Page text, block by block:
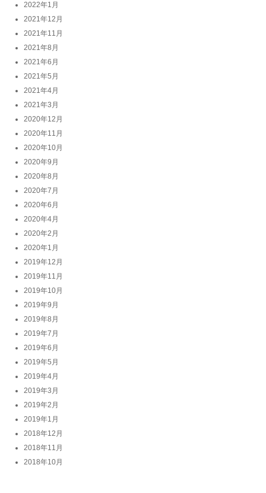
2022年1月
2021年12月
2021年11月
2021年8月
2021年6月
2021年5月
2021年4月
2021年3月
2020年12月
2020年11月
2020年10月
2020年9月
2020年8月
2020年7月
2020年6月
2020年4月
2020年2月
2020年1月
2019年12月
2019年11月
2019年10月
2019年9月
2019年8月
2019年7月
2019年6月
2019年5月
2019年4月
2019年3月
2019年2月
2019年1月
2018年12月
2018年11月
2018年10月